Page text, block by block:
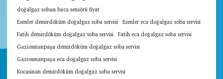
doğalgaz sobası baca sensörü fiyat
Esenler demirdöküm doğalgaz soba servisi
Esenler eca doğalgaz soba servisi
Fatih demirdöküm doğalgaz soba servisi
Fatih eca doğalgaz soba servisi
Gaziosmanpaşa demirdöküm doğalgaz soba servisi
Gaziosmanpaşa eca doğalgaz soba servisi
Kocasinan demirdöküm doğalgaz soba servisi